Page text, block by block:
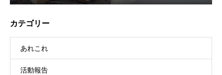
カテゴリー
あれこれ
活動報告